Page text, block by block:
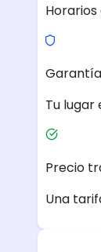
Tu
Precio
Una